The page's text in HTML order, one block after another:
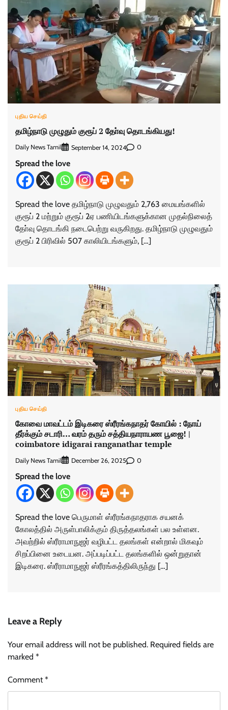
புதிய செய்தி
தமிழ்நாடு முழுதும் குரூப் 2 தோ்வு தொடங்கியது!
Daily News Tamil September 14, 2024 0
Spread the love
Spread the love தமிழ்நாடு முழுவதும் 2,763 மையங்களில்
குரூப் 2 மற்றும் குரூப் 2ஏ பணியிடங்களுக்கான முதல்நிலைத்
தோ்வு தொடங்கி நடைபெற்று வருகிறது. தமிழ்நாடு முழுவதும்
குரூப் 2 பிரிவில் 507 காலியிடங்களும், […]
புதிய செய்தி
கோவை மாவட்டம் இடிகரை ஸ்ரீரங்கநாதர் கோயில் : நோய்
தீர்க்கும் சடாரி… வரம் தரும் சத்தியநாராயண பூஜை! |
coimbatore idigarai ranganathar temple
Daily News Tamil December 26, 2025 0
Spread the love
Spread the love பெருமாள் ஸ்ரீரங்கநாதராக சயனக்
கோலத்தில் அருள்பாலிக்கும் திருத்தலங்கள் பல உள்ளன.
அவற்றில் ஸ்ரீராமாநுஜர் வழிபட்ட தலங்கள் என்றால் மிகவும்
சிறப்பினை உடையன. அப்படிப்பட்ட தலங்களில் ஒன்றுதான்
இடிகரை. ஸ்ரீராமாநுஜர் ஸ்ரீரங்கத்திலிருந்து […]
Leave a Reply
Your email address will not be published. Required fields are
marked *
Comment*